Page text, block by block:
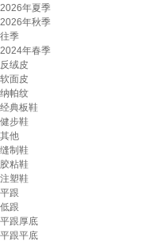
2026年夏季
2026年秋季
往季
2024年春季
反绒皮
软面皮
纳帕纹
经典板鞋
健步鞋
其他
缝制鞋
胶粘鞋
注塑鞋
平跟
低跟
平跟厚底
平跟平底